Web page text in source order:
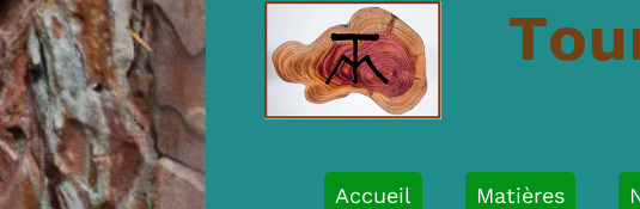
Accueil Matières